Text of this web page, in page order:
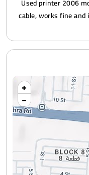
Used printer 2006
cable, works fine
+
−